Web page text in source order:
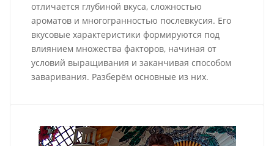
отличается глубиной вкуса, сложностью
ароматов и многогранностью послевкусия. Его
вкусовые характеристики формируются под
влиянием множества факторов, начиная от
условий выращивания и заканчивая способом
заваривания. Разберём основные из них.